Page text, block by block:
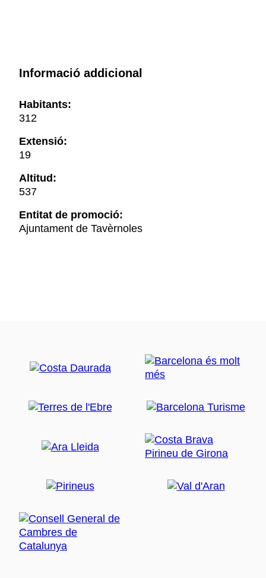
Informació addicional
Habitants:
312
Extensió:
19
Altitud:
537
Entitat de promoció:
Ajuntament de Tavèrnoles